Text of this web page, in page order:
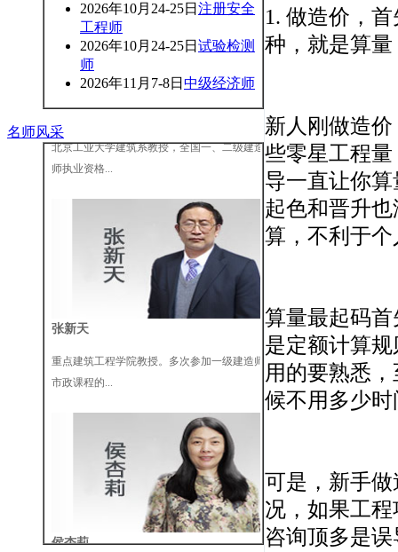
2026年10月24-25日 注册安全
工程师
2026年10月24-25日 试验检测
师
2026年11月7-8日 中级经济师
名师风采北京工业大学建筑系教授，全国一、二级建造
师执业资格...
市政课程的...
1. 做造价，
种，就是算
新人刚做造
些零星工程
导一直让你
起色和晋升
算，不利于
算量最起码
是定额计算
用的要熟悉
候不用多少
可是，新手
况，如果工
咨询顶多是